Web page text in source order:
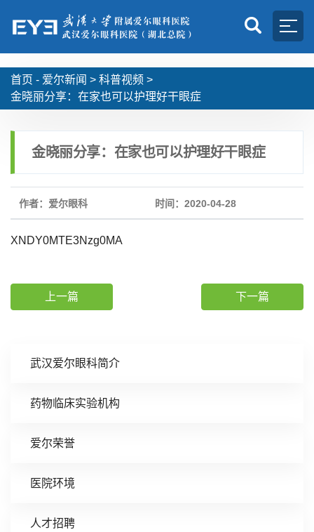
首页 - 爱尔新闻 > 科普视频 >
金晓丽分享：在家也可以护理好干眼症
武汉爱尔眼科简介
药物临床实验机构
爱尔荣誉
医院环境
人才招聘
金晓丽分享：在家也可以护理好干眼症
作者：爱尔眼科 时间：2020-04-28
XNDY0MTE3Nzg0MA
上一篇 下一篇